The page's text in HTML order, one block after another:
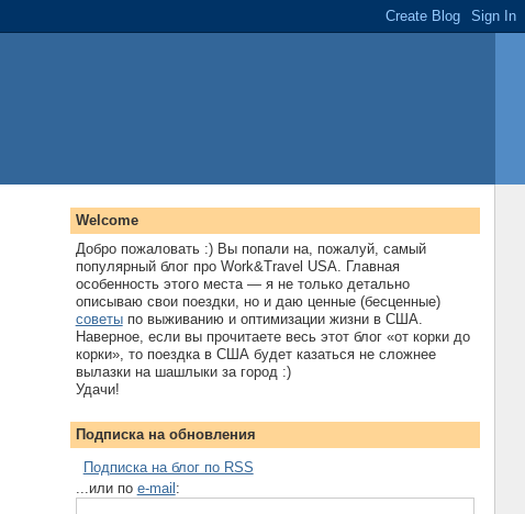
Welcome
Добро пожаловать :) Вы попали на, пожалуй, самый
популярный блог про Work&Travel USA. Главная
особенность этого места — я не только детально
описываю свои поездки, но и даю ценные (бесценные)
советыпо выживанию и оптимизации жизни в США.
Наверное, если вы прочитаете весь этот блог «от корки до
корки», то поездка в США будет казаться не сложнее
вылазки на шашлыки за город :)
Удачи!
Подписка на обновления
Подписка на блог по RSS
...или по e-mail: